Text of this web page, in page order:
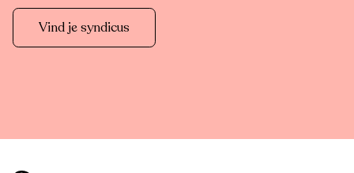
Vind je syndicus